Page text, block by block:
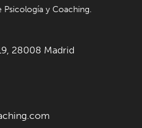
Psicología y Coaching.
28008 Madrid